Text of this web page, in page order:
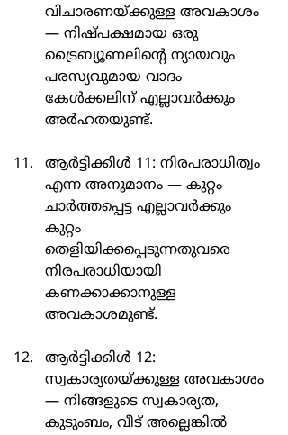
വിചാരണയ്ക്കുള്ള അവകാശം
— നിഷ്പക്ഷമായ ഒരു
ട്രൈബ്യൂണലിന്റെ ന്യായവും
പരസ്യവുമായ വാദം
കേൾക്കലിന് എല്ലാവർക്കും
അർഹതയുണ്ട്.
ആർട്ടിക്കിൾ 11: നിരപരാധിത്വം
എന്ന അനുമാനം — കുറ്റം
ചാർത്തപ്പെട്ട എല്ലാവർക്കും
കുറ്റം
തെളിയിക്കപ്പെടുന്നതുവരെ
നിരപരാധിയായി
കണക്കാക്കാനുള്ള
അവകാശമുണ്ട്.
ആർട്ടിക്കിൾ 12:
സ്വകാര്യതയ്ക്കുള്ള അവകാശം
— നിങ്ങളുടെ സ്വകാര്യത,
കുടുംബം, വീട് അല്ലെങ്കിൽ